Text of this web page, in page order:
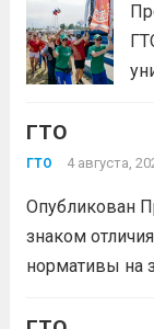
с
ГТО
ГТО 4 августа,
Опубликован
знаком
нормативы на